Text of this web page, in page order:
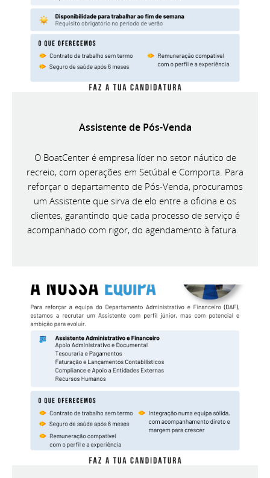
Assistente de Pós-Venda
O BoatCenter é empresa líder no setor náutico de
recreio, com operações em Setúbal e Comporta. Para
reforçar o departamento de Pós-Venda, procuramos
um Assistente que sirva de elo entre a oficina e os
clientes, garantindo que cada processo de serviço é
acompanhado com rigor, do agendamento à fatura.